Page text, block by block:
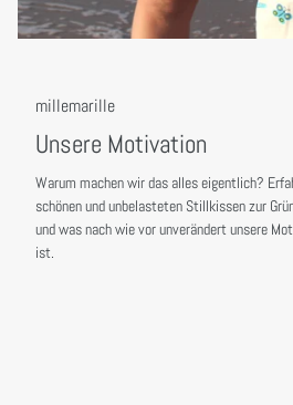
millemarille
Unsere Motivation
Warum machen wir das alles eigentlich?
schönen und unbelasteten Stillkissen zur
und was nach wie vor unverändert unsere
ist.